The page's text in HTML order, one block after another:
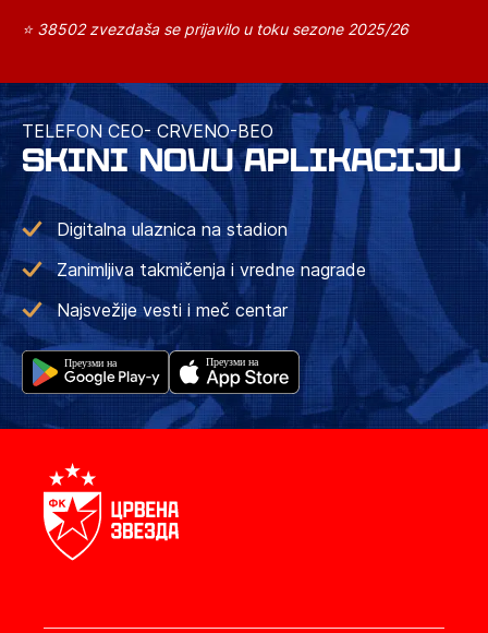
⭐ 38502 zvezdaša se prijavilo u toku sezone 2025/26
TELEFON CEO- CRVENO-BEO
SKINI NOVU APLIKACIJU
Digitalna ulaznica na stadion
Zanimljiva takmičenja i vredne nagrade
Najsvežije vesti i meč centar